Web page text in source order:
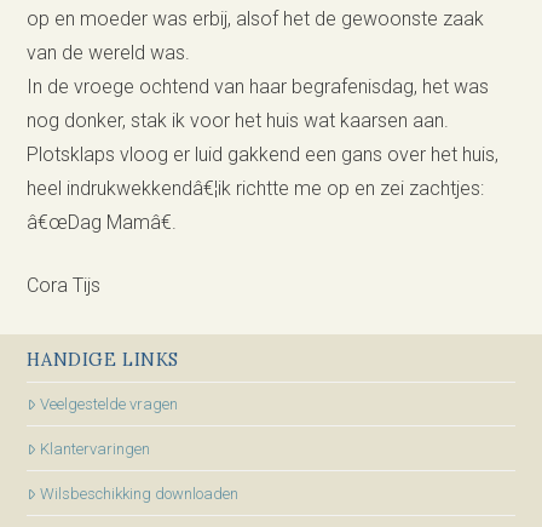
op en moeder was erbij, alsof het de gewoonste zaak
van de wereld was.
In de vroege ochtend van haar begrafenisdag, het was
nog donker, stak ik voor het huis wat kaarsen aan.
Plotsklaps vloog er luid gakkend een gans over het huis,
heel indrukwekkendâ€¦ik richtte me op en zei zachtjes:
â€œDag Mamâ€.
Cora Tijs
HANDIGE LINKS
Veelgestelde vragen
Klantervaringen
Wilsbeschikking downloaden